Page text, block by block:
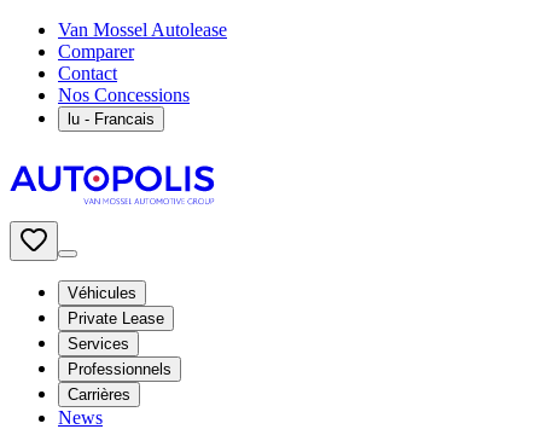
Van Mossel Autolease
Comparer
Contact
Nos Concessions
lu - Francais
Véhicules
Private Lease
Services
Professionnels
Carrières
News